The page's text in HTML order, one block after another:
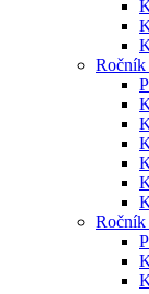
Ročník
Ročník